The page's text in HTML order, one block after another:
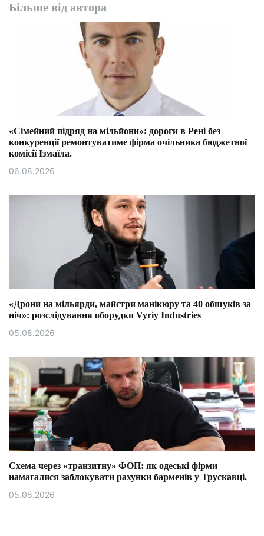
Більше від автора
«Сімейний підряд на мільйони»: дороги в Рені без
конкуренції ремонтуватиме фірма очільника бюджетної
комісії Ізмаїла.
06.08.2026
«Дрони на мільярди, майстри манікюру та 40 обшуків за
ніч»: розслідування оборудки Vyriy Industries
05.08.2026
Схема через «транзитну» ФОП: як одеські фірми
намагалися заблокувати рахунки барменів у Трускавці.
05.08.2026